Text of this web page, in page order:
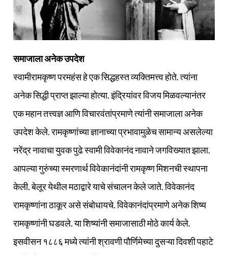
समाजाला अनेक उपदेश
स्वामीरामकृष्ण परमहंस हे एक सिद्धहस्त व्यक्तिमत्त्व होते. त्यांना
अनेक सिद्धी प्राप्त झाल्या होत्या. इंद्रियांवर विजय मिळवल्यानंतर
एक महान तत्त्वज्ञ आणि विचारवंतांप्रमाणे त्यांनी समाजाला अनेक
उपदेश केले. रामकृष्णांच्या ज्ञानाच्या प्रभावामुळेच सामान्य असलेल्या
नरेंद्र नावाचा युवक पुढे स्वामी विवेकानंद नावाने जगविख्यात झाला.
आपल्या गुरुंच्या स्मरणार्थ विवेकानंदांनी रामकृष्ण मिशनची स्थापना
केली. बेलूर येथील मठाद्वारे याचे संचालन केले जाते. विवेकानंद
रामकृष्णांना ठाकूर असे संबोधायचे. विवेकानंदांप्रमाणे अनेक शिष्य
रामकृष्णांनी घडवले. या शिष्यांनी समाजासाठी मोठे कार्य केले.
इसवीसन १८८६ मध्ये त्यांनी श्रावणी पौर्णिमेच्या दुसऱ्या दिवशी पहाटे